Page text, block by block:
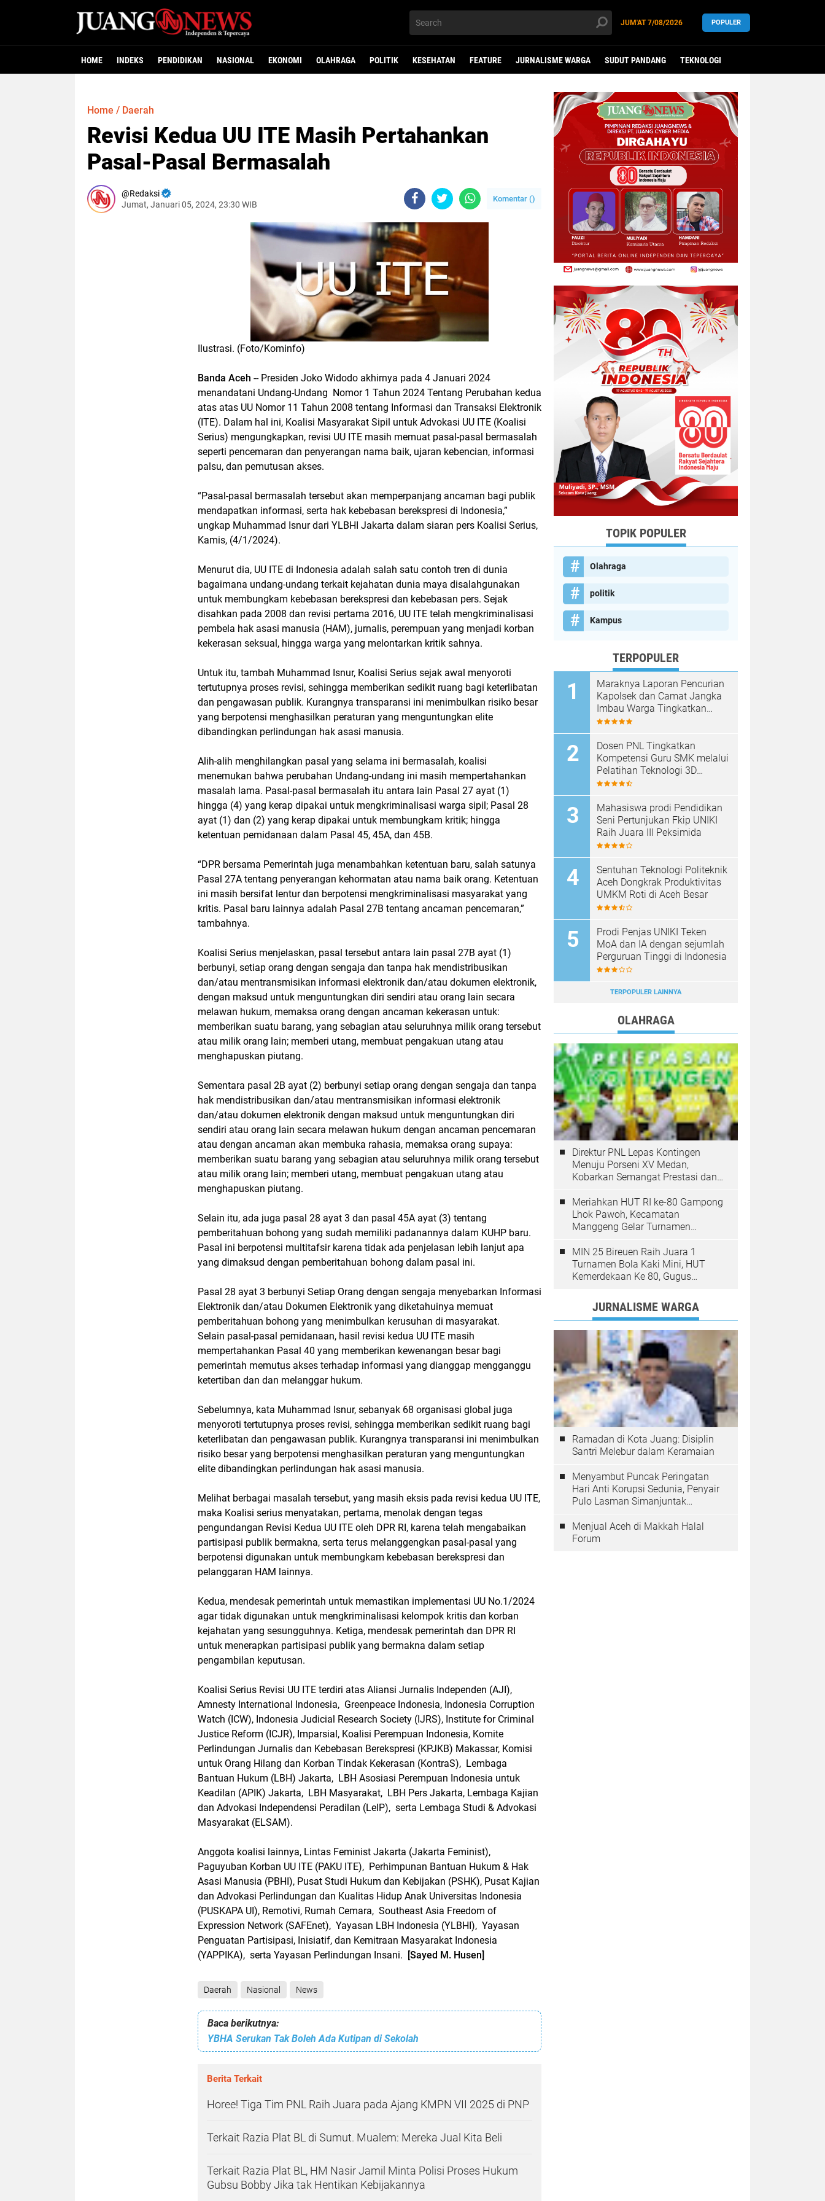
JUM'AT7/08/2026 POPULER
HOME INDEKS PENDIDIKAN NASIONAL EKONOMI OLAHRAGA POLITIK KESEHATAN FEATURE JURNALISME WARGA SUDUT PANDANG TEKNOLOGI
Home / Daerah
Revisi Kedua UU ITE Masih Pertahankan
Pasal-Pasal Bermasalah
Redaksi
Jumat, Januari 05, 2024, 23:30 WIB
Komentar ()
Ilustrasi. (Foto/Kominfo)
Banda Aceh -- Presiden Joko Widodo akhirnya pada 4 Januari 2024
menandatani Undang-Undang Nomor 1 Tahun 2024 Tentang Perubahan kedua
atas atas UU Nomor 11 Tahun 2008 tentang Informasi dan Transaksi Elektronik
(ITE). Dalam hal ini, Koalisi Masyarakat Sipil untuk Advokasi UU ITE (Koalisi
Serius) mengungkapkan, revisi UU ITE masih memuat pasal-pasal bermasalah
seperti pencemaran dan penyerangan nama baik, ujaran kebencian, informasi
palsu, dan pemutusan akses.
“Pasal-pasal bermasalah tersebut akan memperpanjang ancaman bagi publik
mendapatkan informasi, serta hak kebebasan berekspresi di Indonesia,”
ungkap Muhammad Isnur dari YLBHI Jakarta dalam siaran pers Koalisi Serius,
Kamis, (4/1/2024).
Menurut dia, UU ITE di Indonesia adalah salah satu contoh tren di dunia
bagaimana undang-undang terkait kejahatan dunia maya disalahgunakan
untuk membungkam kebebasan berekspresi dan kebebasan pers. Sejak
disahkan pada 2008 dan revisi pertama 2016, UU ITE telah mengkriminalisasi
pembela hak asasi manusia (HAM), jurnalis, perempuan yang menjadi korban
kekerasan seksual, hingga warga yang melontarkan kritik sahnya.
Untuk itu, tambah Muhammad Isnur, Koalisi Serius sejak awal menyoroti
tertutupnya proses revisi, sehingga memberikan sedikit ruang bagi keterlibatan
dan pengawasan publik. Kurangnya transparansi ini menimbulkan risiko besar
yang berpotensi menghasilkan peraturan yang menguntungkan elite
dibandingkan perlindungan hak asasi manusia.
Alih-alih menghilangkan pasal yang selama ini bermasalah, koalisi
menemukan bahwa perubahan Undang-undang ini masih mempertahankan
masalah lama. Pasal-pasal bermasalah itu antara lain Pasal 27 ayat (1)
hingga (4) yang kerap dipakai untuk mengkriminalisasi warga sipil; Pasal 28
ayat (1) dan (2) yang kerap dipakai untuk membungkam kritik; hingga
ketentuan pemidanaan dalam Pasal 45, 45A, dan 45B.
“DPR bersama Pemerintah juga menambahkan ketentuan baru, salah satunya
Pasal 27A tentang penyerangan kehormatan atau nama baik orang. Ketentuan
ini masih bersifat lentur dan berpotensi mengkriminalisasi masyarakat yang
kritis. Pasal baru lainnya adalah Pasal 27B tentang ancaman pencemaran,”
tambahnya.
Koalisi Serius menjelaskan, pasal tersebut antara lain pasal 27B ayat (1)
berbunyi, setiap orang dengan sengaja dan tanpa hak mendistribusikan
dan/atau mentransmisikan informasi elektronik dan/atau dokumen elektronik,
dengan maksud untuk menguntungkan diri sendiri atau orang lain secara
melawan hukum, memaksa orang dengan ancaman kekerasan untuk:
memberikan suatu barang, yang sebagian atau seluruhnya milik orang tersebut
atau milik orang lain; memberi utang, membuat pengakuan utang atau
menghapuskan piutang.
Sementara pasal 2B ayat (2) berbunyi setiap orang dengan sengaja dan tanpa
hak mendistribusikan dan/atau mentransmisikan informasi elektronik
dan/atau dokumen elektronik dengan maksud untuk menguntungkan diri
sendiri atau orang lain secara melawan hukum dengan ancaman pencemaran
atau dengan ancaman akan membuka rahasia, memaksa orang supaya:
memberikan suatu barang yang sebagian atau seluruhnya milik orang tersebut
atau milik orang lain; memberi utang, membuat pengakuan utang atau
menghapuskan piutang.
Selain itu, ada juga pasal 28 ayat 3 dan pasal 45A ayat (3) tentang
pemberitahuan bohong yang sudah memiliki padanannya dalam KUHP baru.
Pasal ini berpotensi multitafsir karena tidak ada penjelasan lebih lanjut apa
yang dimaksud dengan pemberitahuan bohong dalam pasal ini.
Pasal 28 ayat 3 berbunyi Setiap Orang dengan sengaja menyebarkan Informasi
Elektronik dan/atau Dokumen Elektronik yang diketahuinya memuat
pemberitahuan bohong yang menimbulkan kerusuhan di masyarakat.
Selain pasal-pasal pemidanaan, hasil revisi kedua UU ITE masih
mempertahankan Pasal 40 yang memberikan kewenangan besar bagi
pemerintah memutus akses terhadap informasi yang dianggap mengganggu
ketertiban dan dan melanggar hukum.
Sebelumnya, kata Muhammad Isnur, sebanyak 68 organisasi global juga
menyoroti tertutupnya proses revisi, sehingga memberikan sedikit ruang bagi
keterlibatan dan pengawasan publik. Kurangnya transparansi ini menimbulkan
risiko besar yang berpotensi menghasilkan peraturan yang menguntungkan
elite dibandingkan perlindungan hak asasi manusia.
Melihat berbagai masalah tersebut, yang masih eksis pada revisi kedua UU ITE,
maka Koalisi serius menyatakan, pertama, menolak dengan tegas
pengundangan Revisi Kedua UU ITE oleh DPR RI, karena telah mengabaikan
partisipasi publik bermakna, serta terus melanggengkan pasal-pasal yang
berpotensi digunakan untuk membungkam kebebasan berekspresi dan
pelanggaran HAM lainnya.
Kedua, mendesak pemerintah untuk memastikan implementasi UU No.1/2024
agar tidak digunakan untuk mengkriminalisasi kelompok kritis dan korban
kejahatan yang sesungguhnya. Ketiga, mendesak pemerintah dan DPR RI
untuk menerapkan partisipasi publik yang bermakna dalam setiap
pengambilan keputusan.
Koalisi Serius Revisi UU ITE terdiri atas Aliansi Jurnalis Independen (AJI),
Amnesty International Indonesia, Greenpeace Indonesia, Indonesia Corruption
Watch (ICW), Indonesia Judicial Research Society (IJRS), Institute for Criminal
Justice Reform (ICJR), Imparsial, Koalisi Perempuan Indonesia, Komite
Perlindungan Jurnalis dan Kebebasan Berekspresi (KPJKB) Makassar, Komisi
untuk Orang Hilang dan Korban Tindak Kekerasan (KontraS), Lembaga
Bantuan Hukum (LBH) Jakarta, LBH Asosiasi Perempuan Indonesia untuk
Keadilan (APIK) Jakarta, LBH Masyarakat, LBH Pers Jakarta, Lembaga Kajian
dan Advokasi Independensi Peradilan (LeIP), serta Lembaga Studi & Advokasi
Masyarakat (ELSAM).
Anggota koalisi lainnya, Lintas Feminist Jakarta (Jakarta Feminist),
Paguyuban Korban UU ITE (PAKU ITE), Perhimpunan Bantuan Hukum & Hak
Asasi Manusia (PBHI), Pusat Studi Hukum dan Kebijakan (PSHK), Pusat Kajian
dan Advokasi Perlindungan dan Kualitas Hidup Anak Universitas Indonesia
(PUSKAPA UI), Remotivi, Rumah Cemara, Southeast Asia Freedom of
Expression Network (SAFEnet), Yayasan LBH Indonesia (YLBHI), Yayasan
Penguatan Partisipasi, Inisiatif, dan Kemitraan Masyarakat Indonesia
(YAPPIKA), serta Yayasan Perlindungan Insani.
[Sayed M. Husen]
Daerah Nasional News
Baca berikutnya:
YBHA Serukan Tak Boleh Ada Kutipan di Sekolah
Berita Terkait
Horee! Tiga Tim PNL Raih Juara pada Ajang KMPN VII 2025 di PNP
Terkait Razia Plat BL di Sumut. Mualem: Mereka Jual Kita Beli
Terkait Razia Plat BL, HM Nasir Jamil Minta Polisi Proses Hukum
Gubsu Bobby Jika tak Hentikan Kebijakannya
TOPIK POPULER
Olahraga
politik
Kampus
TERPOPULER
Maraknya Laporan Pencurian
Kapolsek dan Camat Jangka
Imbau Warga Tingkatkan
Kewaspadaan
Dosen PNL Tingkatkan
Kompetensi Guru SMK melalui
Pelatihan Teknologi 3D
Printing
Mahasiswa prodi Pendidikan
Seni Pertunjukan Fkip UNIKI
Raih Juara III Peksimida
Sentuhan Teknologi Politeknik
Aceh Dongkrak Produktivitas
UMKM Roti di Aceh Besar
Prodi Penjas UNIKI Teken
MoA dan IA dengan sejumlah
Perguruan Tinggi di Indonesia
TERPOPULER LAINNYA
OLAHRAGA
Direktur PNL Lepas Kontingen
Menuju Porseni XV Medan,
Kobarkan Semangat Prestasi dan
Meriahkan HUT RI ke-80 Gampong
Lhok Pawoh, Kecamatan
Manggeng Gelar Turnamen
MIN 25 Bireuen Raih Juara 1
Turnamen Bola Kaki Mini, HUT
Kemerdekaan Ke 80, Gugus
JURNALISME WARGA
Ramadan di Kota Juang: Disiplin
Santri Melebur dalam Keramaian
Menyambut Puncak Peringatan
Hari Anti Korupsi Sedunia, Penyair
Pulo Lasman Simanjuntak
Korupsi di Indonesia
Menjual Aceh di Makkah Halal
Forum